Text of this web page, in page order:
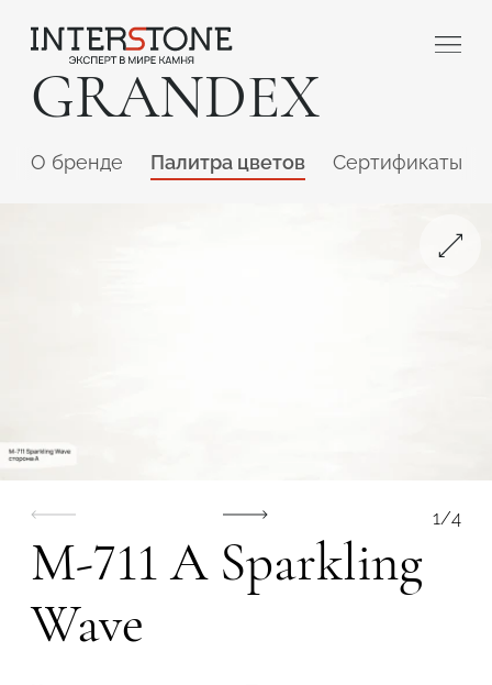
GRANDEX
O бренде Палитра цветов Сертификаты
1/4
M-711 A Sparkling
Wave